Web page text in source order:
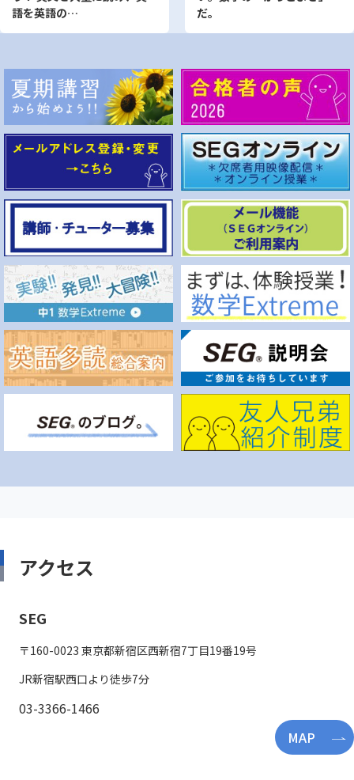
語を英語の…
だ。
アクセス
SEG
〒160-0023 東京都新宿区西新宿7丁目19番19号
JR新宿駅西口より徒歩7分
03-3366-1466
MAP